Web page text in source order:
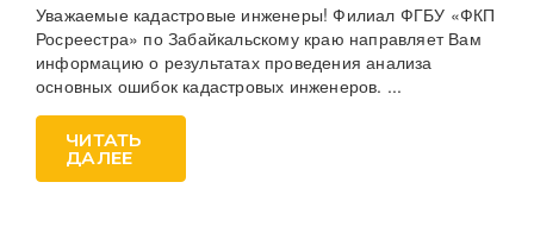
Уважаемые кадастровые инженеры! Филиал ФГБУ «ФКП
Росреестра» по Забайкальскому краю направляет Вам
информацию о результатах проведения анализа
основных ошибок кадастровых инженеров. ...
ЧИТАТЬ
ДАЛЕЕ